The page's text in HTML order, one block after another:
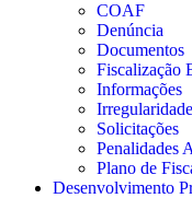
COAF
Denúncia
Documentos
Fiscalização
Informações
Solicitações
Penalidades
Plano de
Desenvolvimento